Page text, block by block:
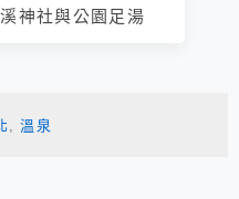
神社與公園足湯
,溫泉